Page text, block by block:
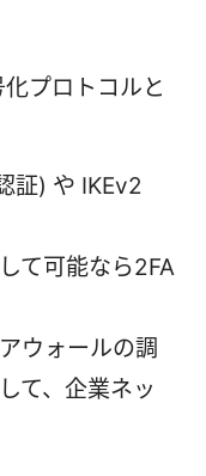
プロトコルと
証) や IKEv2
て可能なら2FA
ウォールの調
て、企業ネッ